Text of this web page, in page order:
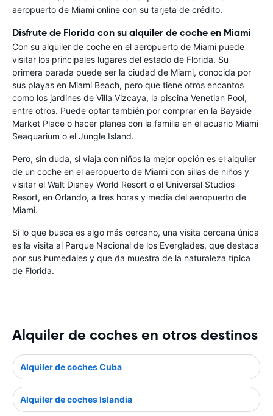
aeropuerto de Miami online con su tarjeta de crédito.
Disfrute de Florida con su alquiler de coche en Miami
Con su alquiler de coche en el aeropuerto de Miami puede
visitar los principales lugares del estado de Florida. Su
primera parada puede ser la ciudad de Miami, conocida por
sus playas en Miami Beach, pero que tiene otros encantos
como los jardines de Villa Vizcaya, la piscina Venetian Pool,
entre otros. Puede optar también por comprar en la Bayside
Market Place o hacer planes con la familia en el acuario Miami
Seaquarium o el Jungle Island.
Pero, sin duda, si viaja con niños la mejor opción es el alquiler
de un coche en el aeropuerto de Miami con sillas de niños y
visitar el Walt Disney World Resort o el Universal Studios
Resort, en Orlando, a tres horas y media del aeropuerto de
Miami.
Si lo que busca es algo más cercano, una visita cercana única
es la visita al Parque Nacional de los Everglades, que destaca
por sus humedales y que da muestra de la naturaleza típica
de Florida.
Alquiler de coches en otros destinos
Alquiler de coches Cuba
Alquiler de coches Islandia